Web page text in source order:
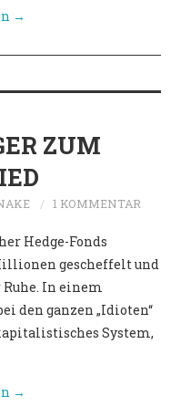
→
ZUM
1 KOMMENTAR
Hedge-Fonds
gescheffelt und
In einem
den ganzen „Idioten“
System,
→